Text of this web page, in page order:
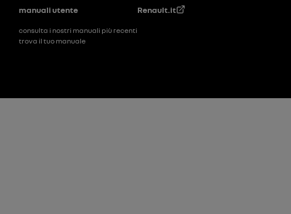
Piè di pagina
manuali utente
consulta i nostri manuali più recenti
trova il tuo manuale
Renault.it